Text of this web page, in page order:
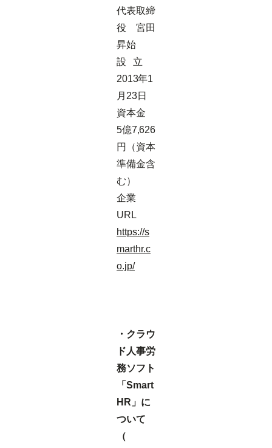
代表取締
役 宮田
昇始
設 立
2013年1
月23日
資本金
5億7,626
円（資本
準備金含
む）
企業
URL
https://s
marthr.c
o.jp/
・クラウ
ド人事労
務ソフト
「Smart
HR」に
ついて
（